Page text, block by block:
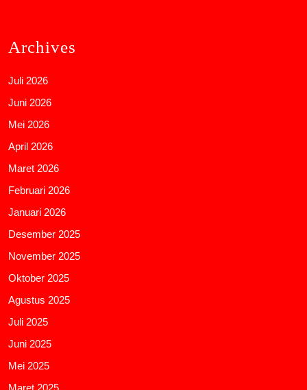
Archives
Juli 2026
Juni 2026
Mei 2026
April 2026
Maret 2026
Februari 2026
Januari 2026
Desember 2025
November 2025
Oktober 2025
Agustus 2025
Juli 2025
Juni 2025
Mei 2025